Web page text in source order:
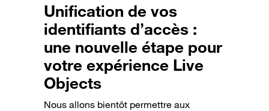
Unification de vos
identifiants d’accès :
une nouvelle étape pour
votre expérience Live
Objects
Nous allons bientôt permettre aux